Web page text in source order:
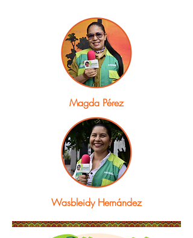
Magda Pérez
Wasbleidy Hernández